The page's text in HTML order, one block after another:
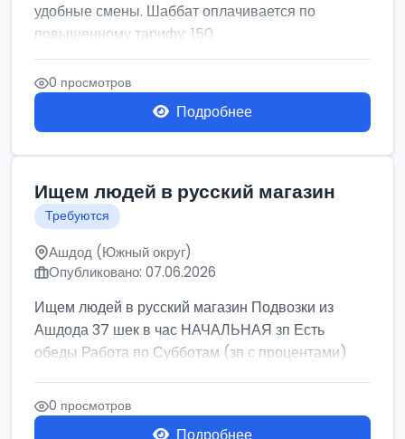
удобные смены. Шаббат оплачивается по
повышенному тарифу: 150
0 просмотров
Подробнее
Ищем людей в русский магазин
Требуются
Ашдод (Южный округ)
Опубликовано: 07.06.2026
Ищем людей в русский магазин Подвозки из
Ашдода 37 шек в час НАЧАЛЬНАЯ зп Есть
обеды Работа по Субботам (зп с процентами)
0 просмотров